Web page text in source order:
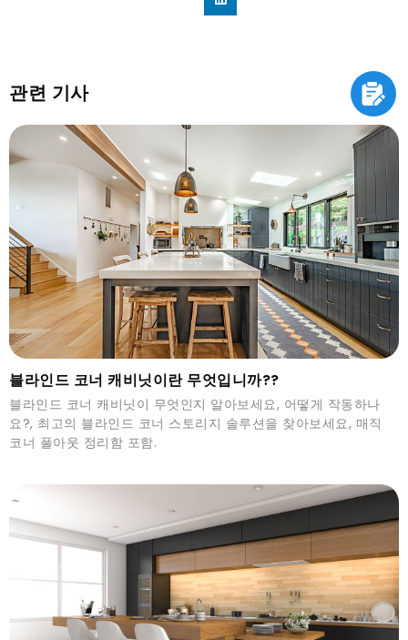
관련 기사
블라인드 코너 캐비닛이란 무엇입니까??
블라인드 코너 캐비닛이 무엇인지 알아보세요, 어떻게 작동하나
요?, 최고의 블라인드 코너 스토리지 솔루션을 찾아보세요, 매직
코너 풀아웃 정리함 포함.